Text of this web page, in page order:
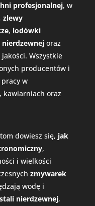
profesjonalnej, w
zlewy
, lodówki
nierdzewnejoraz
Wszystkie
producentów i
w
kawiarniach oraz
dowiesz się, jak
,
i wielkości
zmywarek
wodę i
nierdzewnej,